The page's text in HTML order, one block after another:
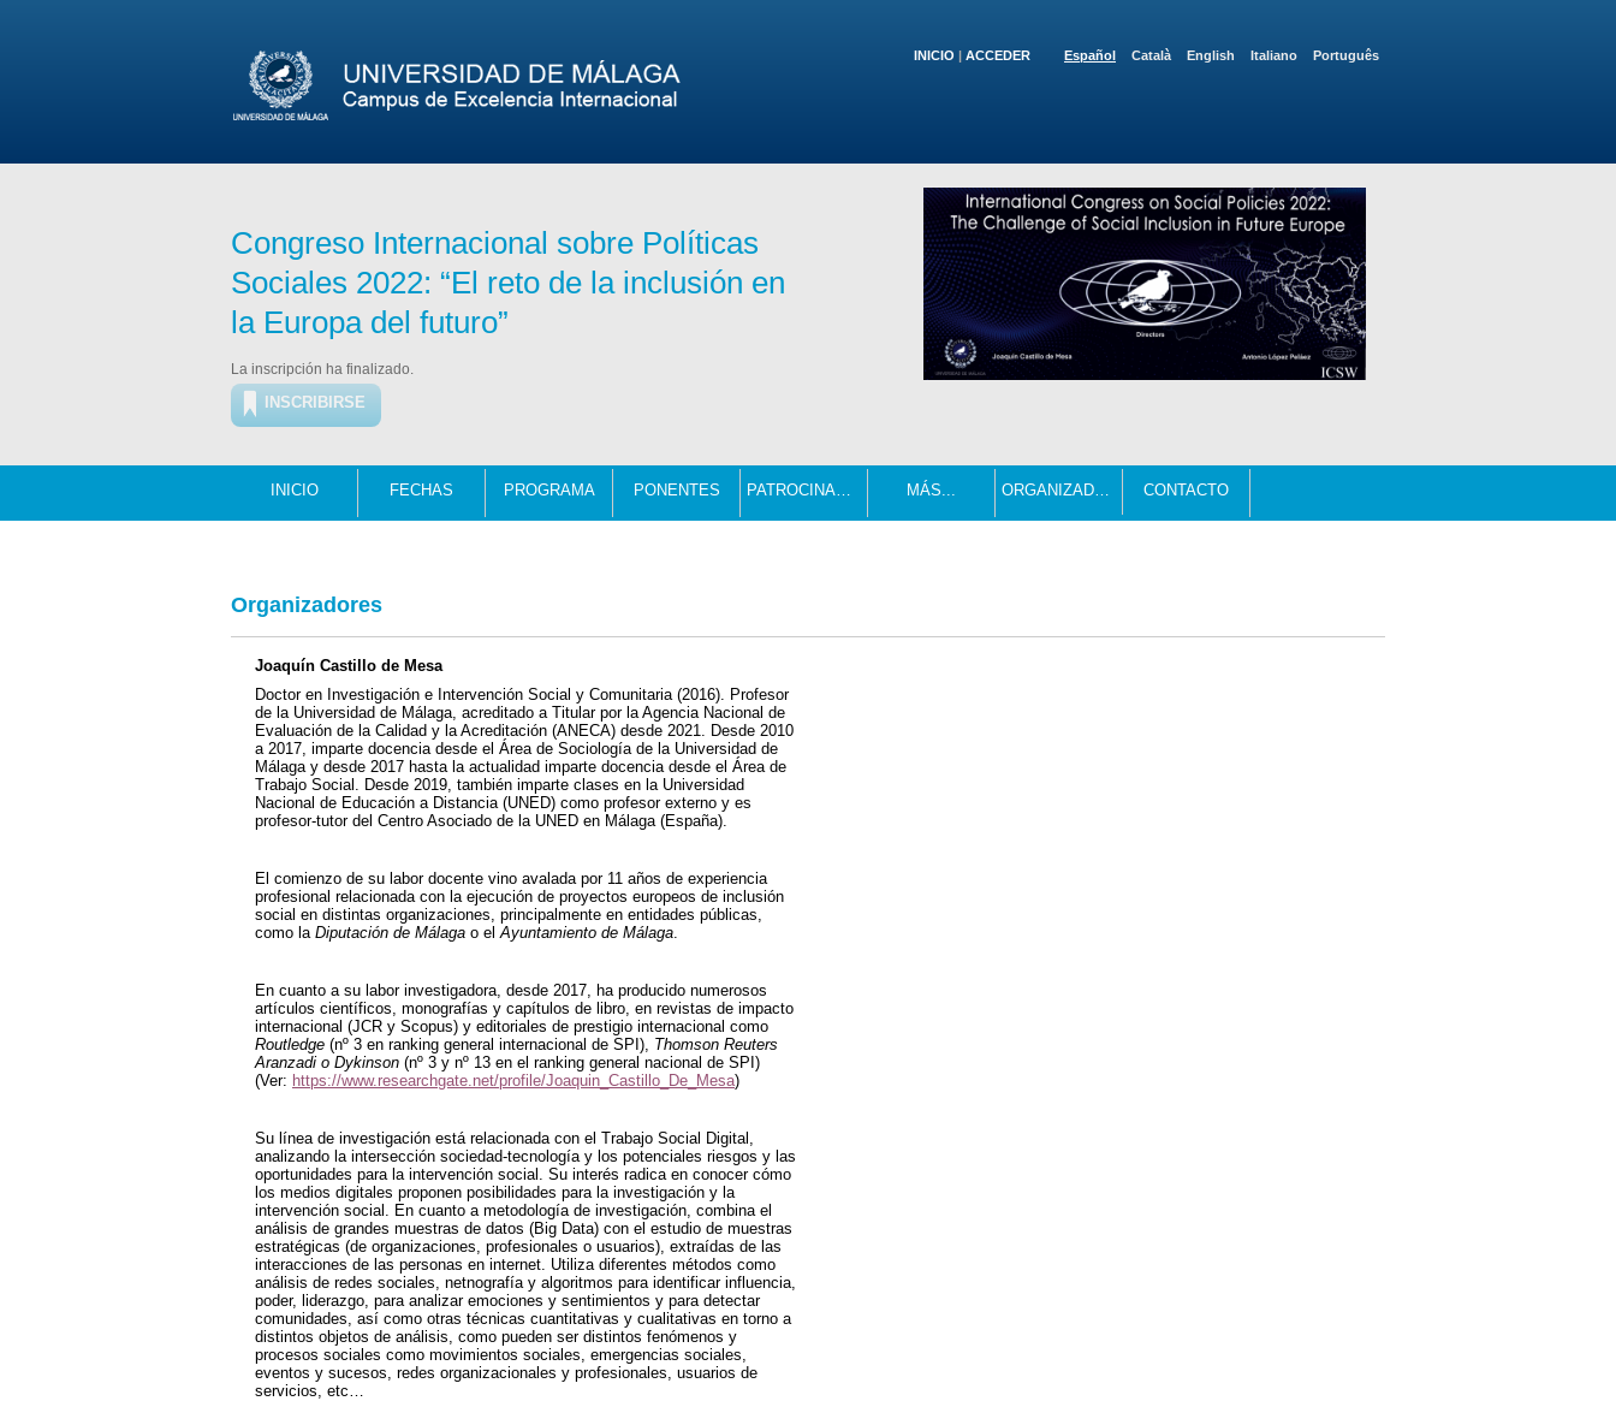
INICIO | ACCEDER Español Català English Italiano Português
Congreso Internacional sobre Políticas
Sociales 2022: “El reto de la inclusión en
la Europa del futuro”
La inscripción ha finalizado.
INSCRIBIRSE
INICIO FECHAS PROGRAMA PONENTES PATROCINADORES MÁS... ORGANIZADORES CONTACTO
Organizadores
Joaquín Castillo de Mesa
Doctor en Investigación e Intervención Social y Comunitaria (2016). Profesor
de la Universidad de Málaga, acreditado a Titular por la Agencia Nacional de
Evaluación de la Calidad y la Acreditación (ANECA) desde 2021. Desde 2010
a 2017, imparte docencia desde el Área de Sociología de la Universidad de
Málaga y desde 2017 hasta la actualidad imparte docencia desde el Área de
Trabajo Social. Desde 2019, también imparte clases en la Universidad
Nacional de Educación a Distancia (UNED) como profesor externo y es
profesor-tutor del Centro Asociado de la UNED en Málaga (España).
El comienzo de su labor docente vino avalada por 11 años de experiencia
profesional relacionada con la ejecución de proyectos europeos de inclusión
social en distintas organizaciones, principalmente en entidades públicas,
como la Diputación de Málaga o elAyuntamiento de Málaga.
En cuanto a su labor investigadora, desde 2017, ha producido numerosos
artículos científicos, monografías y capítulos de libro, en revistas de impacto
internacional (JCR y Scopus) y editoriales de prestigio internacional como
Routledge (nº 3 en ranking general internacional de SPI), Thomson Reuters
Aranzadi o Dykinson (nº 3 y nº 13 en el ranking general nacional de SPI)
(Ver: https://www.researchgate.net/profile/Joaquin_Castillo_De_Mesa)
Su línea de investigación está relacionada con el Trabajo Social Digital,
analizando la intersección sociedad-tecnología y los potenciales riesgos y las
oportunidades para la intervención social. Su interés radica en conocer cómo
los medios digitales proponen posibilidades para la investigación y la
intervención social. En cuanto a metodología de investigación, combina el
análisis de grandes muestras de datos (Big Data) con el estudio de muestras
estratégicas (de organizaciones, profesionales o usuarios), extraídas de las
interacciones de las personas en internet. Utiliza diferentes métodos como
análisis de redes sociales, netnografía y algoritmos para identificar influencia,
poder, liderazgo, para analizar emociones y sentimientos y para detectar
comunidades, así como otras técnicas cuantitativas y cualitativas en torno a
distintos objetos de análisis, como pueden ser distintos fenómenos y
procesos sociales como movimientos sociales, emergencias sociales,
eventos y sucesos, redes organizacionales y profesionales, usuarios de
servicios, etc…